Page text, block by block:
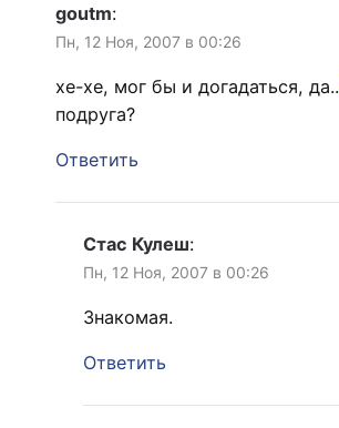
goutm:
Пн, 12 Ноя, 2007 в 00:26
хе-хе, мог бы и догадаться, да..
подруга?
Ответить
Стас Кулеш:
Пн, 12 Ноя, 2007 в 00:26
Знакомая.
Ответить